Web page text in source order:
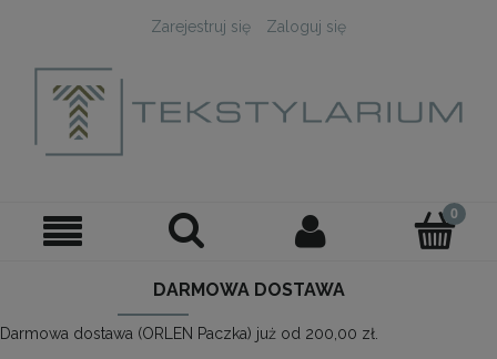
Zarejestruj się Zaloguj się
DARMOWA DOSTAWA
Darmowa dostawa (ORLEN Paczka) już od 200,00 zł.